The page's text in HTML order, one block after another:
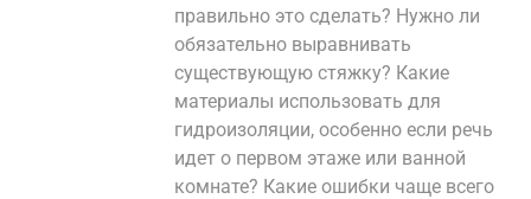
правильно это сделать? Нужно ли
обязательно выравнивать
существующую стяжку? Какие
материалы использовать для
гидроизоляции, особенно если речь
идет о первом этаже или ванной
комнате? Какие ошибки чаще всего